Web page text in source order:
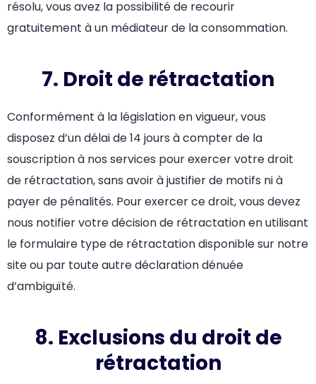
résolu, vous avez la possibilité de recourir
gratuitement à un médiateur de la consommation.
7. Droit de rétractation
Conformément à la législation en vigueur, vous
disposez d’un délai de 14 jours à compter de la
souscription à nos services pour exercer votre droit
de rétractation, sans avoir à justifier de motifs ni à
payer de pénalités. Pour exercer ce droit, vous devez
nous notifier votre décision de rétractation en utilisant
le formulaire type de rétractation disponible sur notre
site ou par toute autre déclaration dénuée
d’ambiguïté.
8. Exclusions du droit de
rétractation